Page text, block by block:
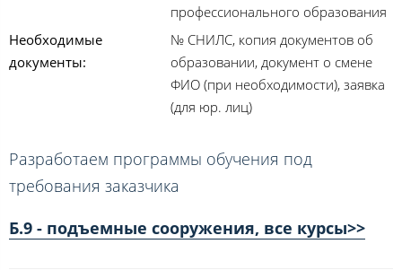
профессионального образования
Необходимые
документы:
№ СНИЛС, копия документов об
образовании, документ о смене
ФИО (при необходимости), заявка
(для юр. лиц)
Разработаем программы обучения под
требования заказчика
Б.9 - подъемные сооружения, все курсы>>